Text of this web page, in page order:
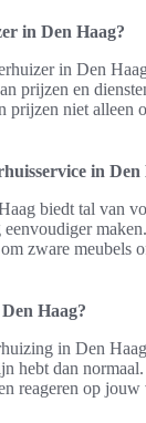
in Den Haag?
in Den
prijzen en
niet alleen
in Den
biedt tal van
zware
Haag?
in Den
hebt dan
reageren op